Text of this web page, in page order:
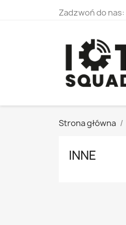
Zadzwoń do nas:
Strona główna
INNE